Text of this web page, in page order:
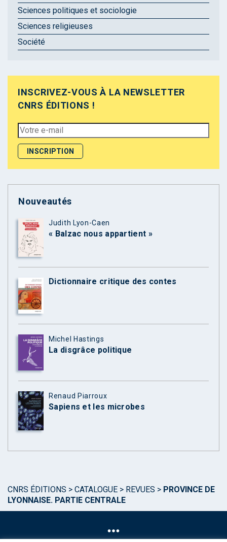
Sciences politiques et sociologie
Sciences religieuses
Société
INSCRIVEZ-VOUS À LA NEWSLETTER
CNRS ÉDITIONS !
Nouveautés
Judith Lyon-Caen
« Balzac nous appartient »
Dictionnaire critique des contes
Michel Hastings
La disgrâce politique
Renaud Piarroux
Sapiens et les microbes
CNRS ÉDITIONS > CATALOGUE > REVUES > PROVINCE DE
LYONNAISE. PARTIE CENTRALE